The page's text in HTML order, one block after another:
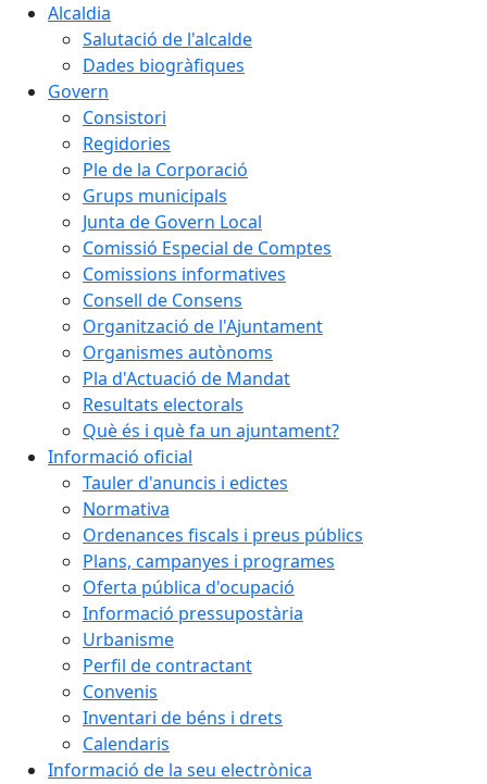
Alcaldia
Salutació de l'alcalde
Dades biogràfiques
Govern
Consistori
Regidories
Ple de la Corporació
Grups municipals
Junta de Govern Local
Comissió Especial de Comptes
Comissions informatives
Consell de Consens
Organització de l'Ajuntament
Organismes autònoms
Pla d'Actuació de Mandat
Resultats electorals
Què és i què fa un ajuntament?
Informació oficial
Tauler d'anuncis i edictes
Normativa
Ordenances fiscals i preus públics
Plans, campanyes i programes
Oferta pública d'ocupació
Informació pressupostària
Urbanisme
Perfil de contractant
Convenis
Inventari de béns i drets
Calendaris
Informació de la seu electrònica